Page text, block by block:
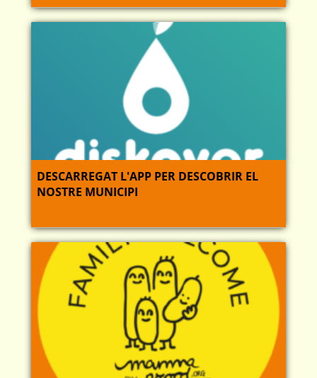
DESCARREGAT L'APP PER DESCOBRIR EL
NOSTRE MUNICIPI